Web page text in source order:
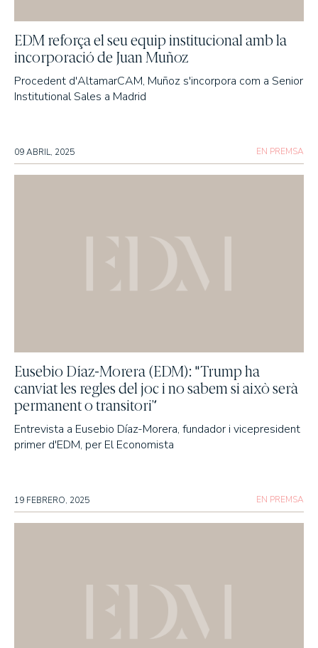
EDM reforça el seu equip institucional amb la
incorporació de Juan Muñoz
Procedent d'AltamarCAM, Muñoz s'incorpora com a Senior
Institutional Sales a Madrid
09 ABRIL, 2025 EN PREMSA
Eusebio Díaz-Morera (EDM): "Trump ha
canviat les regles del joc i no sabem si això serà
permanent o transitori”
Entrevista a Eusebio Díaz-Morera, fundador i vicepresident
primer d'EDM, per El Economista
19 FEBRERO, 2025 EN PREMSA